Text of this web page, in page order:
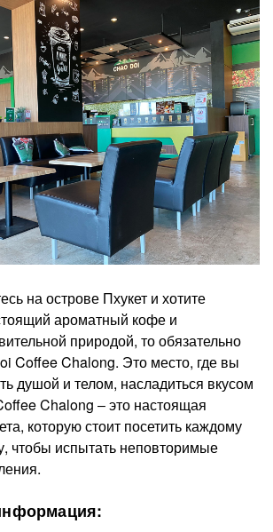
на острове Пхукет и хотите
ароматный кофе и
природой, то обязательно
Coffee Chalong. Это место, где вы
душой и телом, насладиться вкусом
Chalong ‒ это настоящая
которую стоит посетить каждому
чтобы испытать неповторимые